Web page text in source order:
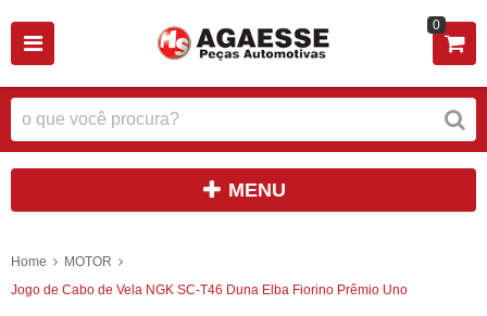
0
MENU
Home
MOTOR
Jogo de Cabo de Vela NGK SC-T46 Duna Elba Fiorino Prêmio Uno